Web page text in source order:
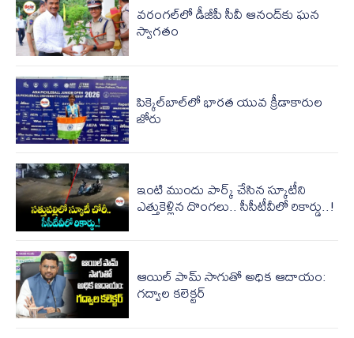
వరంగల్‌లో డీజీపీ సీవీ ఆనంద్‌కు ఘన
స్వాగతం
పిక్కెల్‌బాల్‌లో భారత యువ క్రీడాకారుల
జోరు
ఇంటి ముందు పార్క్ చేసిన స్కూటీని
ఎత్తుకెళ్లిన దొంగలు.. సీసీటీవీలో రికార్డు..!
ఆయిల్ పామ్ సాగుతో అధిక ఆదాయం:
గద్వాల కలెక్టర్